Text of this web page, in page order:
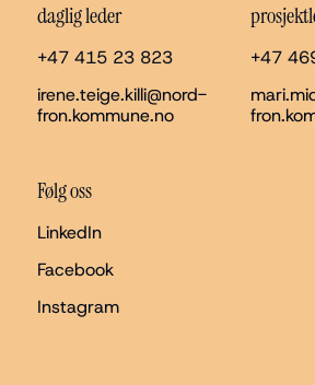
daglig leder
+47 415 23 823
irene.teige.killi@nord-
fron.kommune.no
+47
Følg oss
LinkedIn
Facebook
Instagram